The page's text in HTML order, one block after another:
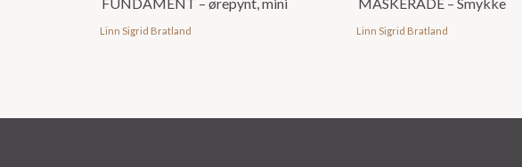
Linn Sigrid Bratland Linn Sigrid Bratland